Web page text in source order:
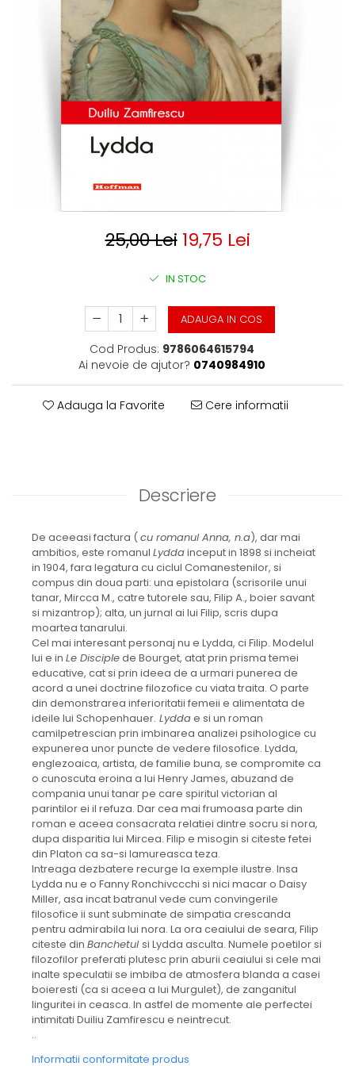
Contemporana
Universala
Universala
Non-fictiune
Publicistica / Reportaje / Interviuri
Sociologie si filozofie25,00 Lei 19,75 Lei
IN STOC
ADAUGA IN COS
Cod Produs: 9786064615794
Ai nevoie de ajutor? 0740984910
Adauga la Favorite Cere informatii
Descriere
De aceeasi factura (cu romanul Anna, n.a), dar mai
ambitios, este romanul Lyddainceput in 1898 si incheiat
in 1904, fara legatura cu ciclul Comanestenilor, si
compus din doua parti: una epistolara (scrisorile unui
tanar, Mircca M., catre tutorele sau, Filip A., boier savant
si mizantrop); alta, un jurnal ai lui Filip, scris dupa
moartea tanarului.
Cel mai interesant personaj nu e Lydda, ci Filip. Modelul
lui e in Le Disciplede Bourget, atat prin prisma temei
educative, cat si prin ideea de a urmari punerea de
acord a unei doctrine filozofice cu viata traita. O parte
din demonstrarea inferioritatii femeii e alimentata de
ideile lui Schopenhauer. Lyddae si un roman
camilpetrescian prin imbinarea analizei psihologice cu
expunerea unor puncte de vedere filosofice. Lydda,
englezoaica, artista, de familie buna, se compromite ca
o cunoscuta eroina a lui Henry James, abuzand de
compania unui tanar pe care spiritul victorian al
parintilor ei il refuza. Dar cea mai frumoasa parte din
roman e aceea consacrata relatiei dintre socru si nora,
dupa disparitia lui Mircea. Filip e misogin si citeste fetei
din Platon ca sa-si lamureasca teza.
Intreaga dezbatere recurge la exemple ilustre. Insa
Lydda nu e o Fanny Ronchivccchi si nici macar o Daisy
Miller, asa incat batranul vede cum convingerile
filosofice ii sunt subminate de simpatia crescanda
pentru admirabila lui nora. La ora ceaiului de seara, Filip
citeste din Banchetul si Lydda asculta. Numele poetilor si
filozofilor preferati plutesc prin aburii ceaiului si cele mai
inalte speculatii se imbiba de atmosfera blanda a casei
boieresti (ca si aceea a lui Murgulet), de zanganitul
linguritei in ceasca. In astfel de momente ale perfectei
intimitati Duiliu Zamfirescu e neintrecut.
..
Informatii conformitate produs